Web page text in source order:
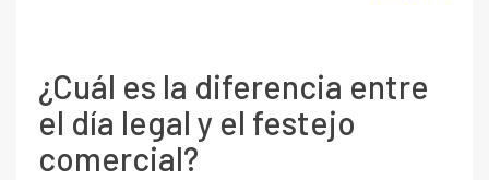
¿Cuál es la diferencia entre
el día legal y el festejo
comercial?